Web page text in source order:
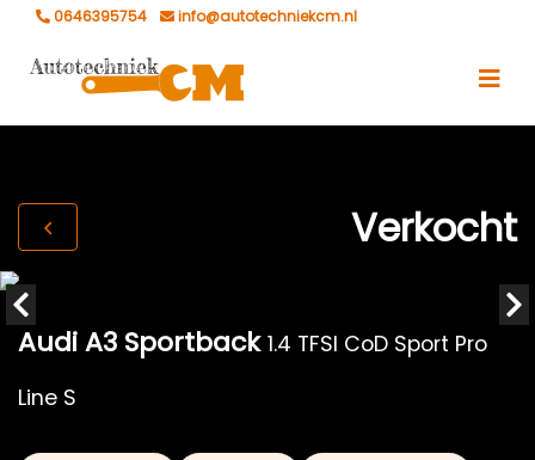
0646395754 info@autotechniekcm.nl
Verkocht
Audi A3 Sportback 1.4 TFSI CoD Sport Pro
Line S